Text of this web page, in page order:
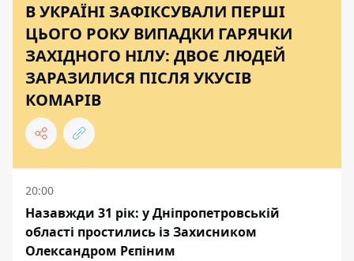
В УКРАЇНІ ЗАФІКСУВАЛИ ПЕРШІ
ЦЬОГО РОКУ ВИПАДКИ ГАРЯЧКИ
ЗАХІДНОГО НІЛУ: ДВОЄ ЛЮДЕЙ
ЗАРАЗИЛИСЯ ПІСЛЯ УКУСІВ
КОМАРІВ
20:00
Назавжди 31 рік: у Дніпропетровській
області простились із Захисником
Олександром Рєпіним